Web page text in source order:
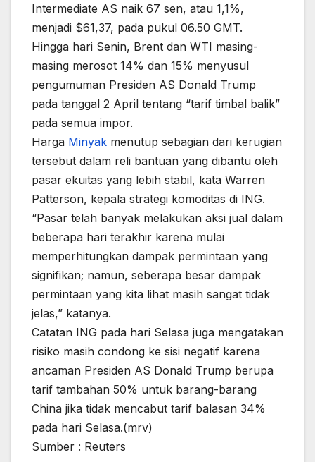
Intermediate AS naik 67 sen, atau 1,1%,
menjadi $61,37, pada pukul 06.50 GMT.
Hingga hari Senin, Brent dan WTI masing-
masing merosot 14% dan 15% menyusul
pengumuman Presiden AS Donald Trump
pada tanggal 2 April tentang “tarif timbal balik”
pada semua impor.
Harga Minyak menutup sebagian dari kerugian
tersebut dalam reli bantuan yang dibantu oleh
pasar ekuitas yang lebih stabil, kata Warren
Patterson, kepala strategi komoditas di ING.
“Pasar telah banyak melakukan aksi jual dalam
beberapa hari terakhir karena mulai
memperhitungkan dampak permintaan yang
signifikan; namun, seberapa besar dampak
permintaan yang kita lihat masih sangat tidak
jelas,” katanya.
Catatan ING pada hari Selasa juga mengatakan
risiko masih condong ke sisi negatif karena
ancaman Presiden AS Donald Trump berupa
tarif tambahan 50% untuk barang-barang
China jika tidak mencabut tarif balasan 34%
pada hari Selasa.(mrv)
Sumber : Reuters